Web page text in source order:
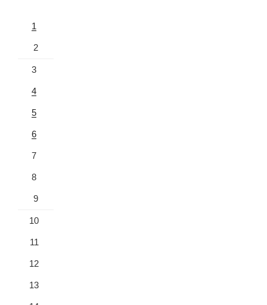
1
2
3
4
5
6
7
8
9
10
11
12
13